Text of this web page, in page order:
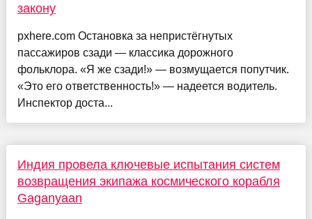
закону
pxhere.com Остановка за непристёгнутых
пассажиров сзади — классика дорожного
фольклора. «Я же сзади!» — возмущается попутчик.
«Это его ответственность!» — надеется водитель.
Инспектор доста...
Индия провела ключевые испытания систем
возвращения экипажа космического корабля
Gaganyaan